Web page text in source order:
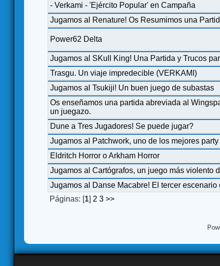
- Verkami - 'Ejército Popular' en Campaña
Jugamos al Renature! Os Resumimos una
Power62 Delta
Jugamos al SKull King! Una Partida y Trucos
Trasgu. Un viaje impredecible (VERKAMI)
Jugamos al Tsukiji! Un buen juego de subastas
Os enseñamos una partida abreviada al
un juegazo.
Dune a Tres Jugadores! Se puede jugar?
Jugamos al Patchwork, uno de los mejores
Eldritch Horror o Arkham Horror
Jugamos al Cartógrafos, un juego más violento
Jugamos al Danse Macabre! El tercer escenario
Páginas: [1] 2 3 >>